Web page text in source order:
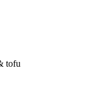
tofu